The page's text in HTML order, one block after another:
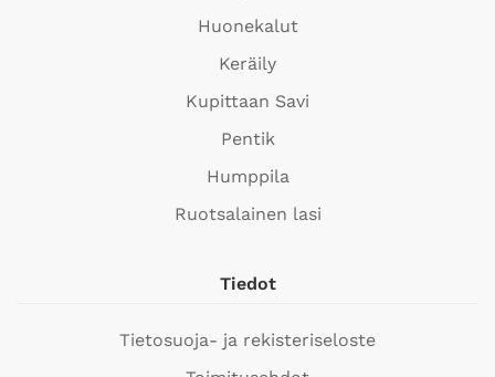
Huonekalut
Keräily
Kupittaan Savi
Pentik
Humppila
Ruotsalainen lasi
Tiedot
Tietosuoja- ja rekisteriseloste